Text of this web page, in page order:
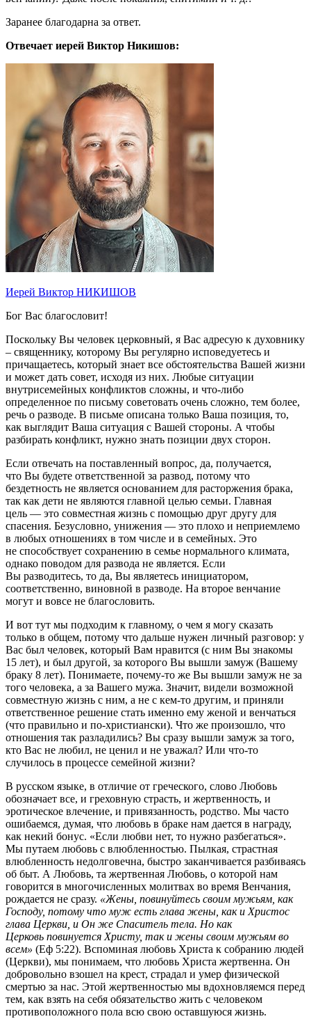
Заранее благодарна за ответ.
Отвечает иерей Виктор Никишов:
Иерей Виктор НИКИШОВ
Бог Вас благословит!
Поскольку Вы человек церковный, я Вас адресую к духовнику
– священнику, которому Вы регулярно исповедуетесь и
причащаетесь, который знает все обстоятельства Вашей жизни
и может дать совет, исходя из них. Любые ситуации
внутрисемейных конфликтов сложны, и что-либо
определенное по письму советовать очень сложно, тем более,
речь о разводе. В письме описана только Ваша позиция, то,
как выглядит Ваша ситуация с Вашей стороны. А чтобы
разбирать конфликт, нужно знать позиции двух сторон.
Если отвечать на поставленный вопрос, да, получается,
что Вы будете ответственной за развод, потому что
бездетность не является основанием для расторжения брака,
так как дети не являются главной целью семьи. Главная
цель — это совместная жизнь с помощью друг другу для
спасения. Безусловно, унижения — это плохо и неприемлемо
в любых отношениях в том числе и в семейных. Это
не способствует сохранению в семье нормального климата,
однако поводом для развода не является. Если
Вы разводитесь, то да, Вы являетесь инициатором,
соответственно, виновной в разводе. На второе венчание
могут и вовсе не благословить.
И вот тут мы подходим к главному, о чем я могу сказать
только в общем, потому что дальше нужен личный разговор: у
Вас был человек, который Вам нравится (с ним Вы знакомы
15 лет), и был другой, за которого Вы вышли замуж (Вашему
браку 8 лет). Понимаете, почему-то же Вы вышли замуж не за
того человека, а за Вашего мужа. Значит, видели возможной
совместную жизнь с ним, а не с кем-то другим, и приняли
ответственное решение стать именно ему женой и венчаться
(что правильно и по-христиански). Что же произошло, что
отношения так разладились? Вы сразу вышли замуж за того,
кто Вас не любил, не ценил и не уважал? Или что-то
случилось в процессе семейной жизни?
В русском языке, в отличие от греческого, слово Любовь
обозначает все, и греховную страсть, и жертвенность, и
эротическое влечение, и привязанность, родство. Мы часто
ошибаемся, думая, что любовь в браке нам дается в награду,
как некий бонус. «Если любви нет, то нужно разбегаться».
Мы путаем любовь с влюбленностью. Пылкая, страстная
влюбленность недолговечна, быстро заканчивается разбиваясь
об быт. А Любовь, та жертвенная Любовь, о которой нам
говорится в многочисленных молитвах во время Венчания,
рождается не сразу. «Жены, повинуйтесь своим мужьям, как
Господу, потому что муж есть глава жены, как и Христос
глава Церкви, и Он же Спаситель тела. Но как
Церковь повинуется Христу, так и жены своим мужьям во
всем» (Еф 5:22). Вспоминая любовь Христа к собранию людей
(Церкви), мы понимаем, что любовь Христа жертвенна. Он
добровольно взошел на крест, страдал и умер физической
смертью за нас. Этой жертвенностью мы вдохновляемся перед
тем, как взять на себя обязательство жить с человеком
противоположного пола всю свою оставшуюся жизнь.